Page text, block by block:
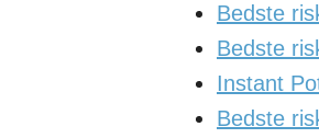
Bedste
Bedste
Instant
Bedste